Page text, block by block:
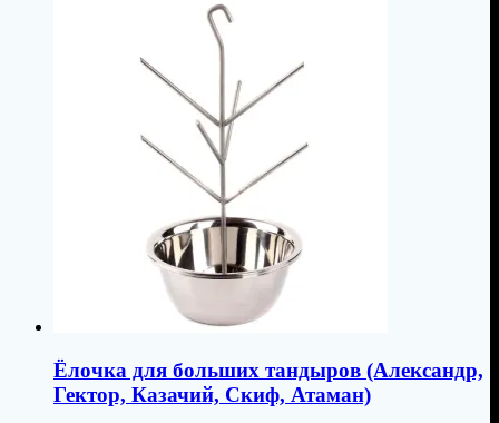
Ёлочка для больших тандыров (Александр,
Гектор, Казачий, Скиф, Атаман)